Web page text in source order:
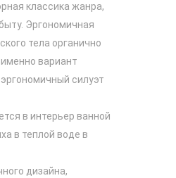
классика жанра,
Эргономичная
тела органично
вариант
силуэт
в интерьер ванной
в теплой воде в
дизайна,